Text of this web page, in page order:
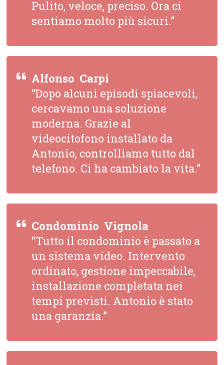
Pulito, veloce, preciso. Ora ci
sentiamo molto più sicuri.”
Alfonso  Carpi
“Dopo alcuni episodi spiacevoli,
cercavamo una soluzione
moderna. Grazie al
videocitofono installato da
Antonio, controlliamo tutto dal
telefono. Ci ha cambiato la vita.”
Condominio  Vignola
“Tutto il condominio è passato a
un sistema video. Intervento
ordinato, gestione impeccabile,
installazione completata nei
tempi previsti. Antonio è stato
una garanzia.”